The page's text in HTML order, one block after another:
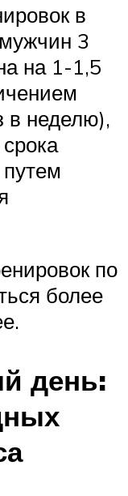
в
3
на 1-1,5
в неделю),
по
более
день: